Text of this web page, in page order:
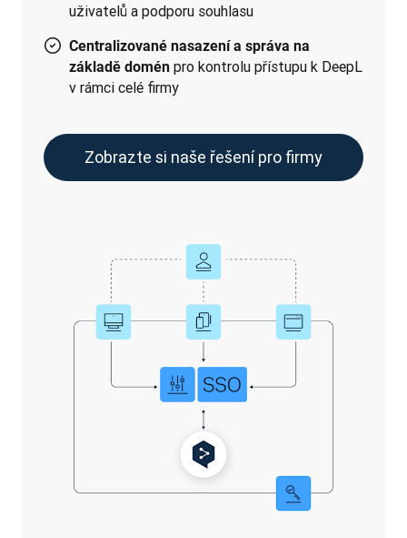
uživatelů a podporu souhlasu
Centralizované nasazení a správa na
základě domén pro kontrolu přístupu k DeepL
v rámci celé firmy
Zobrazte si naše řešení pro firmy